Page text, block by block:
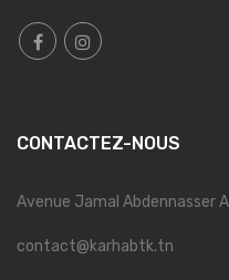
CONTACTEZ-NOUS
Avenue Jamal Abdennasser
contact@karhabtk.tn